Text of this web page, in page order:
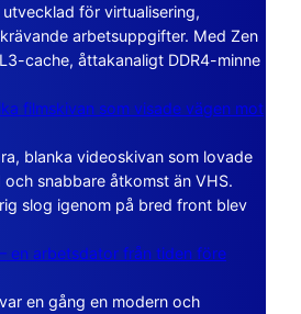
för virtualisering,
arbetsuppgifter. Med Zen
cache, åttakanaligt DDR4-minne
filmskivan som visade vägen mot
blanka videoskivan som lovade
snabbare åtkomst än VHS.
slog igenom på bred front blev
en arbetsdator från tiden före
en gång en modern och